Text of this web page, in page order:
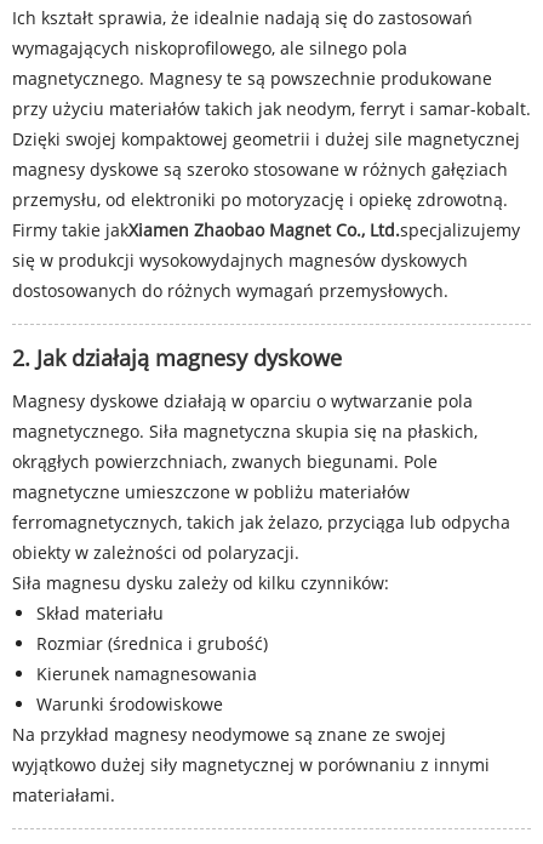
Ich kształt sprawia, że ​​idealnie nadają się do zastosowań
wymagających niskoprofilowego, ale silnego pola
magnetycznego. Magnesy te są powszechnie produkowane
przy użyciu materiałów takich jak neodym, ferryt i samar-kobalt.
Dzięki swojej kompaktowej geometrii i dużej sile magnetycznej
magnesy dyskowe są szeroko stosowane w różnych gałęziach
przemysłu, od elektroniki po motoryzację i opiekę zdrowotną.
Firmy takie jakXiamen Zhaobao Magnet Co., Ltd.specjalizujemy
się w produkcji wysokowydajnych magnesów dyskowych
dostosowanych do różnych wymagań przemysłowych.
2. Jak działają magnesy dyskowe
Magnesy dyskowe działają w oparciu o wytwarzanie pola
magnetycznego. Siła magnetyczna skupia się na płaskich,
okrągłych powierzchniach, zwanych biegunami. Pole
magnetyczne umieszczone w pobliżu materiałów
ferromagnetycznych, takich jak żelazo, przyciąga lub odpycha
obiekty w zależności od polaryzacji.
Siła magnesu dysku zależy od kilku czynników:
Skład materiału
Rozmiar (średnica i grubość)
Kierunek namagnesowania
Warunki środowiskowe
Na przykład magnesy neodymowe są znane ze swojej
wyjątkowo dużej siły magnetycznej w porównaniu z innymi
materiałami.